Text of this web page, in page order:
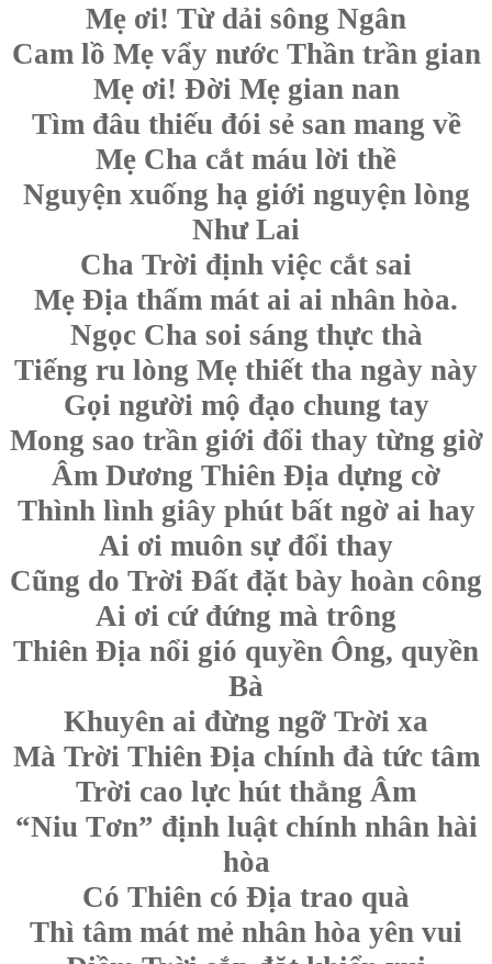
Mẹ ơi! Từ dải sông Ngân
Cam lồ Mẹ vẩy nước Thần trần gian
Mẹ ơi! Đời Mẹ gian nan
Tìm đâu thiếu đói sẻ san mang về
Mẹ Cha cắt máu lời thề
Nguyện xuống hạ giới nguyện lòng
Như Lai
Cha Trời định việc cắt sai
Mẹ Địa thấm mát ai ai nhân hòa.
Ngọc Cha soi sáng thực thà
Tiếng ru lòng Mẹ thiết tha ngày này
Gọi người mộ đạo chung tay
Mong sao trần giới đổi thay từng giờ
Âm Dương Thiên Địa dựng cờ
Thình lình giây phút bất ngờ ai hay
Ai ơi muôn sự đổi thay
Cũng do Trời Đất đặt bày hoàn công
Ai ơi cứ đứng mà trông
Thiên Địa nổi gió quyền Ông, quyền
Bà
Khuyên ai đừng ngỡ Trời xa
Mà Trời Thiên Địa chính đà tức tâm
Trời cao lực hút thẳng Âm
“Niu Tơn” định luật chính nhân hài
hòa
Có Thiên có Địa trao quà
Thì tâm mát mẻ nhân hòa yên vui